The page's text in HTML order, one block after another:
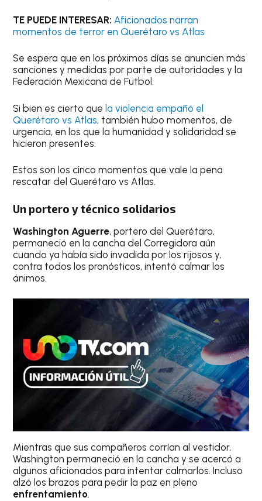
TE PUEDE INTERESAR: Aficionados narran
momentos de terror en Querétaro vs Atlas
Se espera que en los próximos días se anuncien más
sanciones y medidas por parte de autoridades y la
Federación Mexicana de Futbol.
Si bien es cierto que la violencia empañó el
Querétaro vs Atlas, también hubo momentos, de
urgencia, en los que la humanidad y solidaridad se
hicieron presentes.
Estos son los cinco momentos que vale la pena
rescatar del Querétaro vs Atlas.
Un portero y técnico solidarios
Washington Aguerre, portero del Querétaro,
permaneció en la cancha del Corregidora aún
cuando ya había sido invadida por los rijosos y,
contra todos los pronósticos, intentó calmar los
ánimos.
Mientras que sus compañeros corrían al vestidor,
Washington permaneció en la cancha y se acercó a
algunos aficionados para intentar calmarlos. Incluso
alzó los brazos para pedir la paz en pleno
enfrentamiento.